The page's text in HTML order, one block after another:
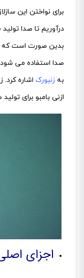
برای نواختن این
درآوریم تا صدا
بدین صورت است که
صدا استفاده می
به زنبورک اشاره
ازنی بامبو برای
اجزای